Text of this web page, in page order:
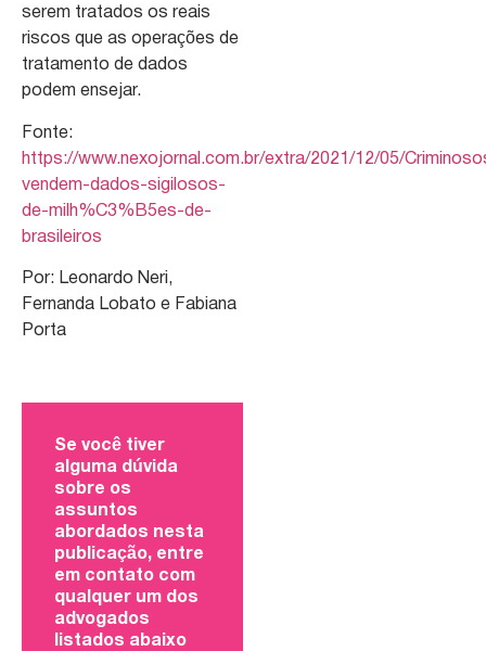
serem tratados os reais
riscos que as operações de
tratamento de dados
podem ensejar.
Fonte:
https://www.nexojornal.com.br/extra/2021/12/05/
vendem-dados-sigilosos-
de-milh%C3%B5es-de-
brasileiros
Por: Leonardo Neri,
Fernanda Lobato e Fabiana
Porta
Se você tiver
alguma dúvida
sobre os
assuntos
abordados nesta
publicação, entre
em contato com
qualquer um dos
advogados
listados abaixo